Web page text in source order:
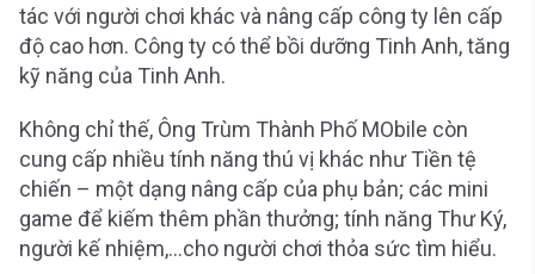
tác với người chơi khác và nâng cấp công ty lên cấp
độ cao hơn. Công ty có thể bồi dưỡng Tinh Anh, tăng
kỹ năng của Tinh Anh.
Không chỉ thế, Ông Trùm Thành Phố MObile còn
cung cấp nhiều tính năng thú vị khác như Tiền tệ
chiến – một dạng nâng cấp của phụ bản; các mini
game để kiếm thêm phần thưởng; tính năng Thư Ký,
người kế nhiệm,…cho người chơi thỏa sức tìm hiểu.